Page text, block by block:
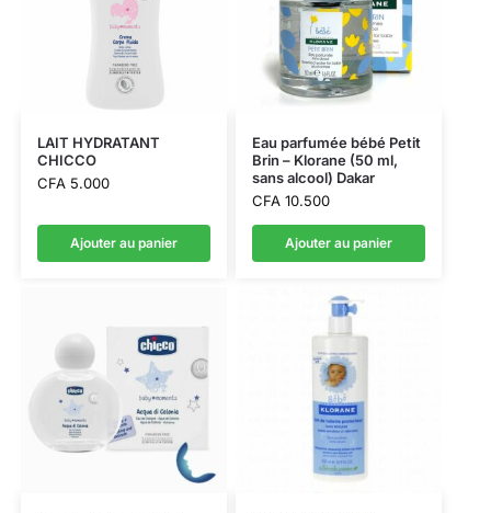
LAIT HYDRATANT
CHICCO
CFA5.000
Ajouter au panier
Eau parfumée bébé Petit
Brin – Klorane (50 ml,
sans alcool) Dakar
CFA10.500
Ajouter au panier